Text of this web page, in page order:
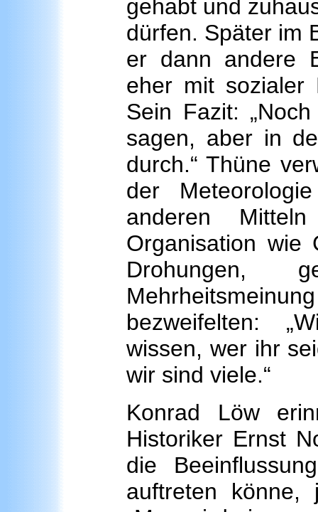
gehabt und
dürfen. Später im
er dann andere
eher mit sozialer
Sein Fazit:
sagen, aber in
durch.“ Thüne
der
anderen
Organisation wie
Drohungen,
bezweifelten:
wissen, wer ihr
wir sind viele.“
Konrad Löw
Historiker Ernst
die
auftreten